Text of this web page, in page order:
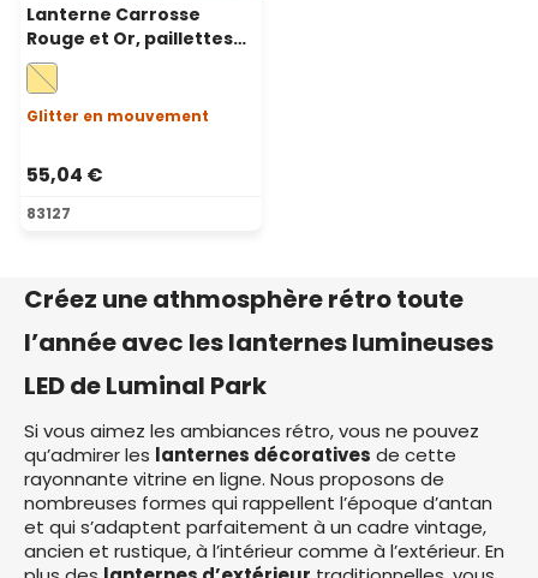
Lanterne Carrosse
Rouge et Or, paillettes
scintillantes, h. 22 cm,
LED blanc chaud,
musiques de Noël
Glitter en mouvement
55,04 €
83127
Créez une athmosphère rétro toute
l’année avec les lanternes lumineuses
LED de Luminal Park
Si vous aimez les ambiances rétro, vous ne pouvez
qu’admirer les lanternes décoratives de cette
rayonnante vitrine en ligne. Nous proposons de
nombreuses formes qui rappellent l’époque d’antan
et qui s’adaptent parfaitement à un cadre vintage,
ancien et rustique, à l’intérieur comme à l’extérieur. En